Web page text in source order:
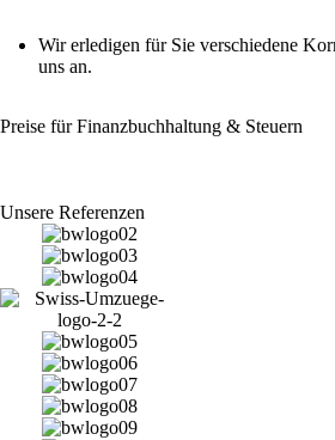
Wir erledigen für Sie verschiedene
uns an.
Preise für Finanzbuchhaltung & Steuern
Unsere Referenzen